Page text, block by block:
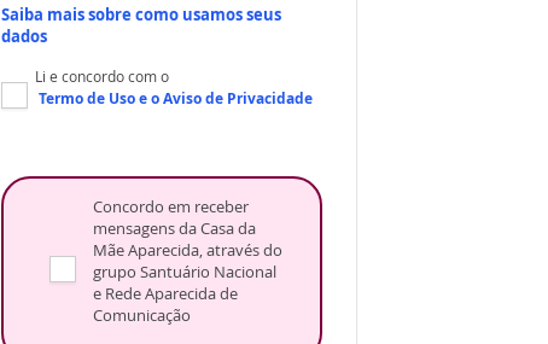
Saiba mais sobre como usamos seus
dados
Li e concordo com o
Termo de Usoe oAviso de Privacidade
Concordo em receber
mensagens da Casa da
Mãe Aparecida, através do
grupo Santuário Nacional
e Rede Aparecida de
Comunicação